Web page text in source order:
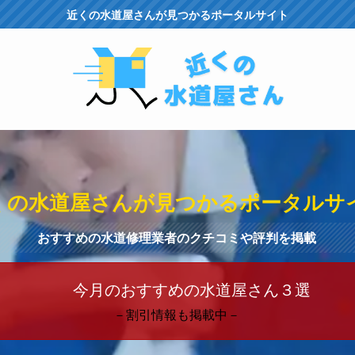
近くの水道屋さんが見つかるポータルサイト
の水道屋さんが見つかるポータルサ
おすすめの水道修理業者のクチコミや評判を掲載
今月のおすすめの水道屋さん３選
－割引情報も掲載中－